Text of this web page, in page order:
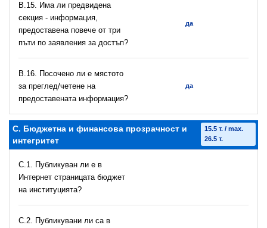
В.15. Има ли предвидена
секция - информация,
предоставена повече от три
пъти по заявления за достъп?
да
В.16. Посочено ли е мястото
за преглед/четене на
предоставената информация?
да
C. Бюджетна и финансова прозрачност и
интегритет
15.5 т. / max.
26.5 т.
C.1. Публикуван ли е в
Интернет страницата бюджет
на институцията?
C.2. Публикувани ли са в